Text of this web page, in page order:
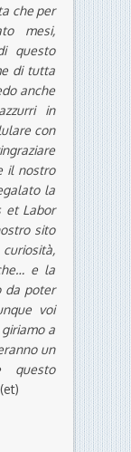
che per
mesi,
questo
di tutta
anche
in
con
il nostro
la
et Labor
sito
e la
da poter
voi
a
un
questo
(et)